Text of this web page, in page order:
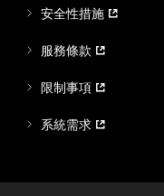
安全性措施
服務條款
限制事項
系統需求